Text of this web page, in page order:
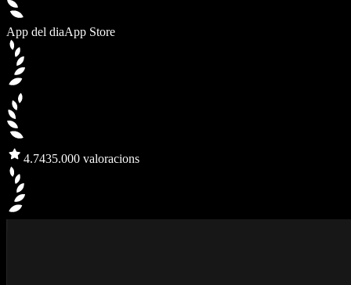
App del diaApp Store
4.7435.000 valoracions